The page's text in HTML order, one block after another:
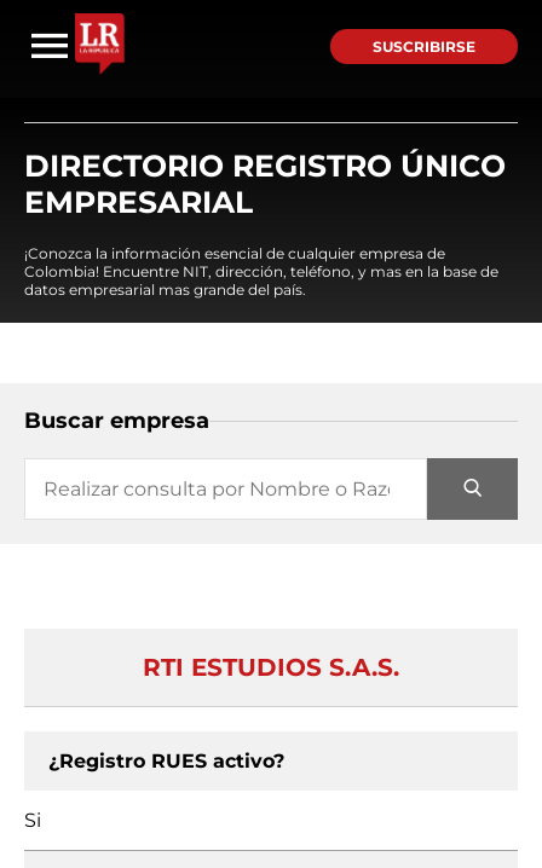
SUSCRIBIRSE
DIRECTORIO REGISTRO ÚNICO
EMPRESARIAL
¡Conozca la información esencial de cualquier empresa de
Colombia! Encuentre NIT, dirección, teléfono, y mas en la base de
datos empresarial mas grande del país.
Buscar empresa
RTI ESTUDIOS S.A.S.
¿Registro RUES activo?
Si